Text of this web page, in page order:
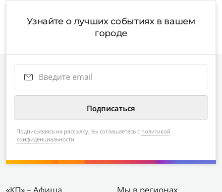
Узнайте о лучших событиях в вашем
городе
Подписываясь на рассылку, вы соглашаетесь с политикой
конфиденциальности